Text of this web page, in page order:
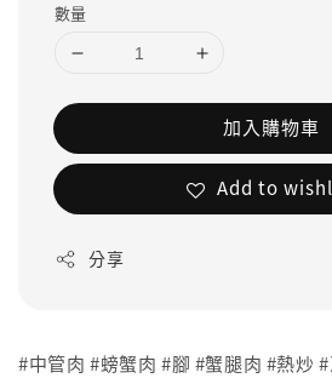
數量
加入購物車
Add to
分享
#中管肉 #螃蟹肉 #腳 #蟹腿肉 #熱炒